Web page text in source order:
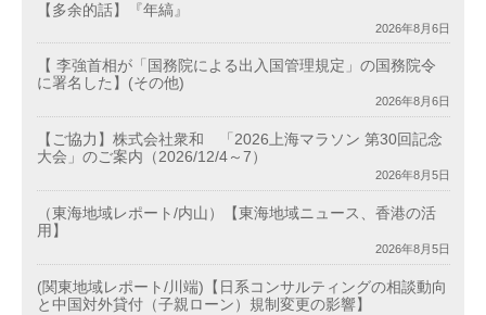
【多余的話】『年縞』
2026年8月6日
【 李強首相が「国務院による出入国管理規定」の国務院令
に署名した】(その他)
2026年8月6日
【ご協力】株式会社衆和 「2026上海マラソン 第30回記念
大会」のご案内（2026/12/4～7）
2026年8月5日
（東海地域レポート/内山）【東海地域ニュース、香港の活
用】
2026年8月5日
(関東地域レポート/川端)【日系コンサルティングの相談動向
と中国対外貸付（子親ローン）規制変更の影響】